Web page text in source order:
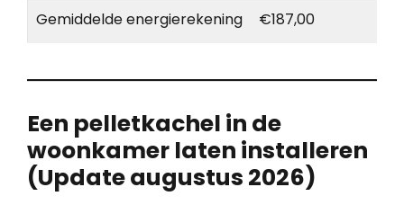
Gemiddelde energierekening €187,00
Een pelletkachel in de
woonkamer laten installeren
(Update augustus 2026)